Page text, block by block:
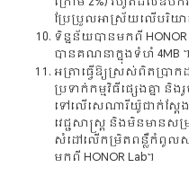
ប្រែប្រួលអាស្រ័យលើបរិយ
ទិន្នន័យបានមកពី
បានគណនាក្នុងទំហំ 4MB ។
អត្រាធ្វើឱ្យស្រស់ពិតប្រ
ប្រទាក់កម្មវិធីផ្សេងគ្នា
ទៅលើសេណារីយ៉ូជាក់ស្តែ
វេជ្ជសាស្ត្រ និងមិនមានសម្
សំដៅលើកម្រិតពន្លឺកំពូល
មកពី HONOR Lab។